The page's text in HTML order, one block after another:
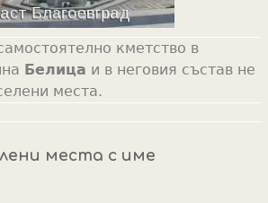
кметство в
Белица и в неговия състав не
места.
места с име